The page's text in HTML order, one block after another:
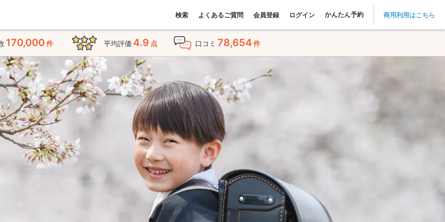
検索 よくあるご質問 会員登録 ログイン かんたん予約 商用利用はこちら
170,000件 平均評価 4.9 点 口コミ 78,654件